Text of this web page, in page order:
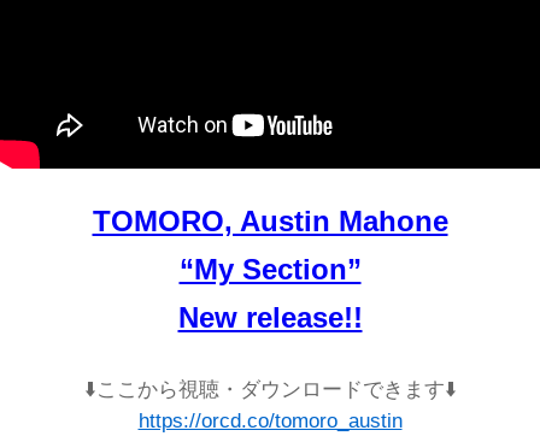
TOMORO, Austin Mahone
“My Section”
New release!!
⬇️ここから視聴・ダウンロードできます⬇️
https://orcd.co/tomoro_austin